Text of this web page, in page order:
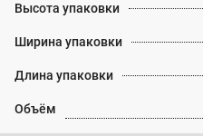
Высота упаковки
Ширина упаковки
Длина упаковки
Объём